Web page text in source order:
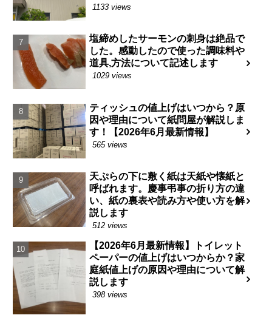
1133 views
塩締めしたサーモンの刺身は絶品で
した。感動したので使った調味料や
道具,方法について記述します
1029 views
ティッシュの値上げはいつから？原
因や理由について紙問屋が解説しま
す！【2026年6月最新情報】
565 views
天ぷらの下に敷く紙は天紙や懐紙と
呼ばれます。慶事弔事の折り方の違
い、紙の裏表や読み方や使い方を解
説します
512 views
【2026年6月最新情報】トイレット
ペーパーの値上げはいつからか？家
庭紙値上げの原因や理由について解
説します
398 views